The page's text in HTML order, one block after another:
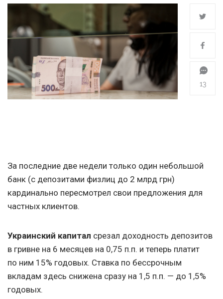
13
За последние две недели только один небольшой
банк (с депозитами физлиц до 2 млрд грн)
кардинально пересмотрел свои предложения для
частных клиентов.
Украинский капитал срезал доходность депозитов
в гривне на 6 месяцев на 0,75 п.п. и теперь платит
по ним 15% годовых. Ставка по бессрочным
вкладам здесь снижена сразу на 1,5 п.п. — до 1,5%
годовых.